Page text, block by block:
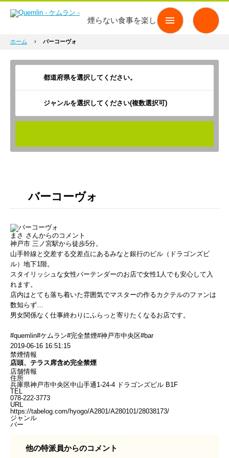
煙らない食事を楽しもう
ホーム › バーコーヴォ
ジャンルを選択してください(複数選択可)
バーコーヴォ
まさ さんからのコメント
神戸市 三ノ宮駅から徒歩5分。
山手幹線と交差する交差点にあるみなと銀行のビル（ドラゴンズビ
ル）地下1階。
スタイリッシュな女性バーテンダーのお店で女性1人でも安心して入
れます。
店内はとても落ち着いた雰囲気でマスターの作るカクテルのファンは
数知らず…
男女関係なく仕事終わりにふらっと寄りたくなるお店です。
#quemlin#ケムラン#完全禁煙#神戸市中央区#bar
2019-06-16 16:51:15
禁煙情報
店頭、テラス席含め完全禁煙
店舗情報
住所
兵庫県神戸市中央区中山手通1-24-4 ドラゴンズビル B1F
TEL
078-222-3773
URL
https://tabelog.com/hyogo/A2801/A280101/28038173/
ジャンル
バー
他の特派員からのコメント